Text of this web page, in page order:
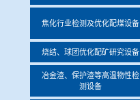
冶金石灰活性度测定仪
矿石、焦炭物理检测及制样设备
企业荣誉
联系LEwin乐玩
焦化行业检测及优化配煤设备
烧结、球团优化配矿研究设备
冶金渣、保护渣等高温物性检
测设备